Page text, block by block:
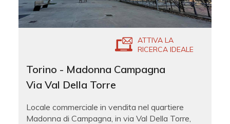
ATTIVA LA
RICERCA IDEALE
Torino - Madonna Campagna
Via Val Della Torre
Locale commerciale in vendita nel quartiere
Madonna di Campagna, in via Val Della Torre,